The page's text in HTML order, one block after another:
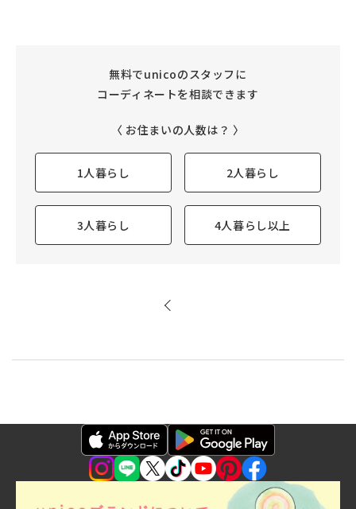
無料でunicoのスタッフに
コーディネートを相談できます
〈 お住まいの人数は？ 〉
1人暮らし 2人暮らし
3人暮らし 4人暮らし以上